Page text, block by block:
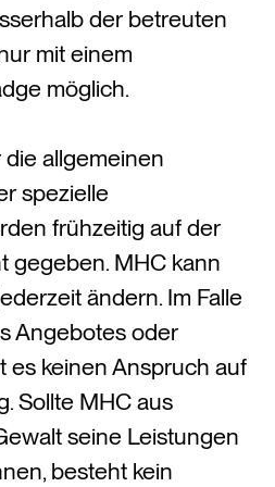
der betreuten
mit einem
möglich.
allgemeinen
spezielle
frühzeitig auf der
gegeben. MHC kann
ändern. Im Falle
Angebotes oder
es keinen Anspruch auf
Sollte MHC aus
seine Leistungen
besteht kein